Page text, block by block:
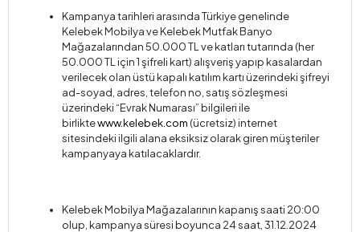
Kampanya tarihleri arasında Türkiye genelinde
Kelebek Mobilya ve Kelebek Mutfak Banyo
Mağazalarından 50.000 TL ve katları tutarında (her
50.000 TL için 1 şifreli kart) alışveriş yapıp kasalardan
verilecek olan üstü kapalı katılım kartı üzerindeki şifreyi
ad-soyad, adres, telefon no, satış sözleşmesi
üzerindeki “Evrak Numarası” bilgileri ile
birliktewww.kelebek.com (ücretsiz) internet
sitesindeki ilgili alana eksiksiz olarak giren müşteriler
kampanyaya katılacaklardır.
Kelebek Mobilya Mağazalarının kapanış saati 20:00
olup, kampanya süresi boyunca 24 saat, 31.12.2024